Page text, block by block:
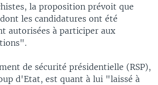
la proposition prévoit que
les candidatures ont été
autorisées à participer aux
de sécurité présidentielle (RSP),
d'Etat, est quant à lui "laissé à